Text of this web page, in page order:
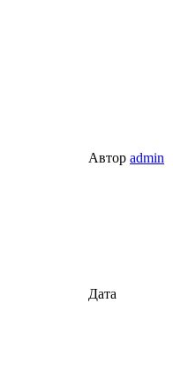
Автор admin
Дата